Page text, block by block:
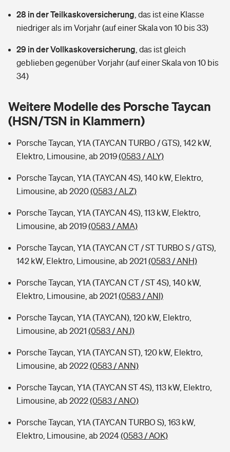
Zur Übersicht
Tools
Hochwasser-Check: Wie gefährdet ist Ihr Haus?
Wer versichert was: Jetzt Versicherer finden
Sie haben Fragen?
Pferdehalter-Haftpflicht
Handyversicherung
Private Cyberversicherung
Musikinstrumentenversicherung
Zur Übersicht
Tools
Kinderunfall-Check: Mehr Sicherheit für deine Kids
Typklassen: So ist Ihr Auto eingestuft
Sie haben Fragen?
Tools
Wer versichert was: Jetzt Versicherer finden
Sie haben Fragen?
Rentenrechner: Wie viel Geld bekomme ich im Alter?
28 in der Teilkaskoversicherung das ist eine Klasse
niedriger als im Vorjahr (auf einer Skala von 10 bis 33)
29 in der Vollkaskoversicherung das ist gleich
geblieben gegenüber Vorjahr (auf einer Skala von 10 bis
34)
Weitere Modelle des Porsche Taycan
(HSN/TSN in Klammern)
Porsche Taycan, Y1A (TAYCAN TURBO / GTS), 142 kW,
Elektro, Limousine, ab 2019(0583 / ALY)
Porsche Taycan, Y1A (TAYCAN 4S), 140 kW, Elektro,
Limousine, ab 2020(0583 / ALZ)
Porsche Taycan, Y1A (TAYCAN 4S), 113 kW, Elektro,
Limousine, ab 2019(0583 / AMA)
Porsche Taycan, Y1A (TAYCAN CT / ST TURBO S / GTS),
142 kW, Elektro, Limousine, ab 2021 (0583 / ANH)
Porsche Taycan, Y1A (TAYCAN CT / ST 4S), 140 kW,
Elektro, Limousine, ab 2021 (0583 / ANI)
Porsche Taycan, Y1A (TAYCAN), 120 kW, Elektro,
Limousine, ab 2021 (0583 / ANJ)
Porsche Taycan, Y1A (TAYCAN ST), 120 kW, Elektro,
Limousine, ab 2022(0583 / ANN)
Porsche Taycan, Y1A (TAYCAN ST 4S), 113 kW, Elektro,
Limousine, ab 2022(0583 / ANO)
Porsche Taycan, Y1A (TAYCAN TURBO S), 163 kW,
Elektro, Limousine, ab 2024(0583 / AOK)